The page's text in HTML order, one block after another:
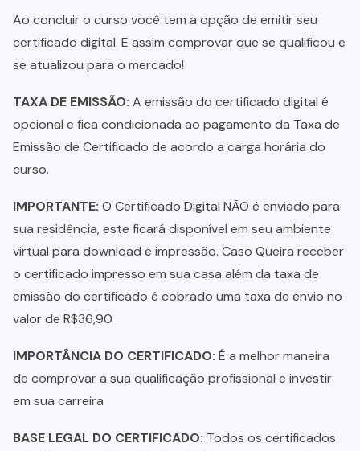
Ao concluir o curso você tem a opção de emitir seu
certificado digital. E assim comprovar que se qualificou e
se atualizou para o mercado!
TAXA DE EMISSÃO: A emissão do certificado digital é
opcional e fica condicionada ao pagamento da Taxa de
Emissão de Certificado de acordo a carga horária do
curso.
IMPORTANTE: O Certificado Digital NÃO é enviado para
sua residência, este ficará disponível em seu ambiente
virtual para download e impressão. Caso Queira receber
o certificado impresso em sua casa além da taxa de
emissão do certificado é cobrado uma taxa de envio no
valor de R$36,90
IMPORTÂNCIA DO CERTIFICADO: É a melhor maneira
de comprovar a sua qualificação profissional e investir
em sua carreira
BASE LEGAL DO CERTIFICADO: Todos os certificados